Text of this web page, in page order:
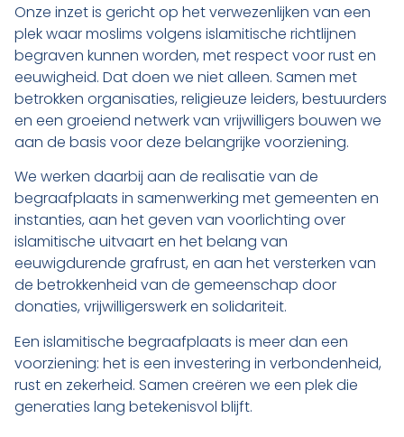
Onze inzet is gericht op het verwezenlijken van een
plek waar moslims volgens islamitische richtlijnen
begraven kunnen worden, met respect voor rust en
eeuwigheid. Dat doen we niet alleen. Samen met
betrokken organisaties, religieuze leiders, bestuurders
en een groeiend netwerk van vrijwilligers bouwen we
aan de basis voor deze belangrijke voorziening.
We werken daarbij aan de realisatie van de
begraafplaats in samenwerking met gemeenten en
instanties, aan het geven van voorlichting over
islamitische uitvaart en het belang van
eeuwigdurende grafrust, en aan het versterken van
de betrokkenheid van de gemeenschap door
donaties, vrijwilligerswerk en solidariteit.
Een islamitische begraafplaats is meer dan een
voorziening: het is een investering in verbondenheid,
rust en zekerheid. Samen creëren we een plek die
generaties lang betekenisvol blijft.